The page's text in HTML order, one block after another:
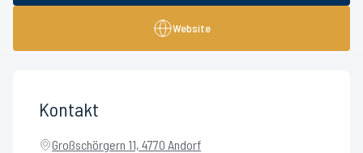
Website
Kontakt
Großschörgern 11, 4770 Andorf